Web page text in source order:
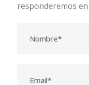
responderemos